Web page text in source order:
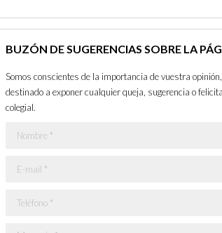
BUZÓN DE SUGERENCIAS SOBRE LA
Somos conscientes de la importancia de vuestra
destinado a exponer cualquier queja, sugerencia o
colegial.
Nombre *
E-mail *
Teléfono *